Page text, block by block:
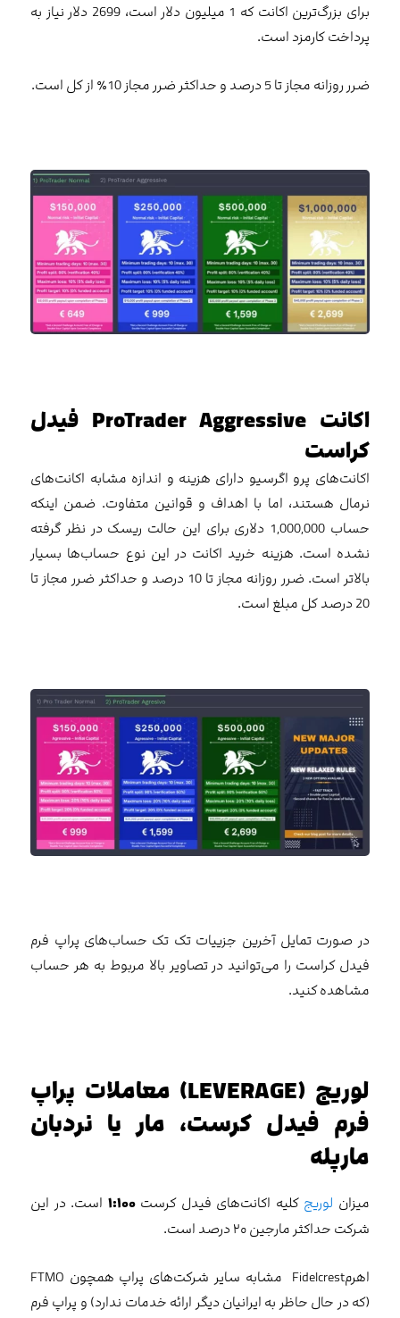
برای بزرگ‌ترین اکانت که 1 میلیون دلار است، 2699 دلار نیاز به
پرداخت کارمزد است.
ضرر روزانه مجاز تا 5 درصد و حداکثر ضرر مجاز 10٪ از کل است.
اکانت ProTrader Aggressive فیدل
کراست
اکانت‌های پرو اگرسیو دارای هزینه و اندازه مشابه اکانت‌های
نرمال هستند، اما با اهداف و قوانین متفاوت. ضمن اینکه
حساب 1,000,000 دلاری برای این حالت ریسک در نظر گرفته
نشده است. هزینه خرید اکانت در این نوع حساب‌ها بسیار
بالاتر است. ضرر روزانه مجاز تا 10 درصد و حداکثر ضرر مجاز تا
20 درصد کل مبلغ است.
در صورت تمایل آخرین جزییات تک تک حساب‌های پراپ فرم
فیدل کراست را می‌توانید در تصاویر بالا مربوط به هر حساب
مشاهده کنید.
لوریج (LEVERAGE) معاملات پراپ
فرم فیدل کرست، مار یا نردبان
مارپله
میزان لوریج کلیه اکانت‌های فیدل کرست۱:۱۰۰ است. در این
شرکت حداکثر مارجین ۲۰ درصد است.
اهرمFidelcrest مشابه سایر شرکت‌های پراپ همچون FTMO
(که در حال حاظر به ایرانیان دیگر ارائه خدمات ندارد) و پراپ فرم